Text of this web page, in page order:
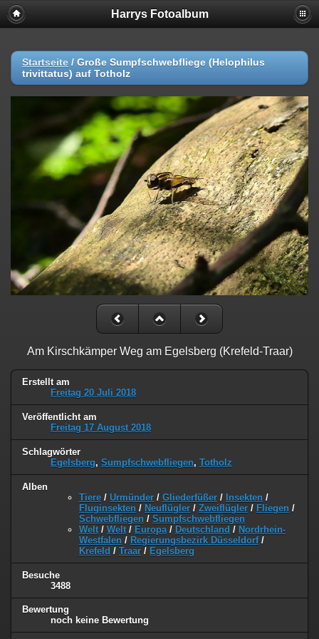
Harrys Fotoalbum
Startseite / Große Sumpfschwebfliege (Helophilus
trivittatus) auf Totholz
Am Kirschkämper Weg am Egelsberg (Krefeld-Traar)
Erstellt am
Freitag 20 Juli 2018
Veröffentlicht am
Freitag 17 August 2018
Schlagwörter
Egelsberg, Sumpfschwebfliegen, Totholz
Alben
Tiere / Urmünder / Gliederfüßer / Insekten /
Fluginsekten / Neuflügler / Zweiflügler / Fliegen /
Schwebfliegen / Sumpfschwebfliegen
Welt / Welt / Europa / Deutschland / Nordrhein-
Westfalen / Regierungsbezirk Düsseldorf/
Krefeld / Traar / Egelsberg
Besuche
3488
Bewertung
noch keine Bewertung